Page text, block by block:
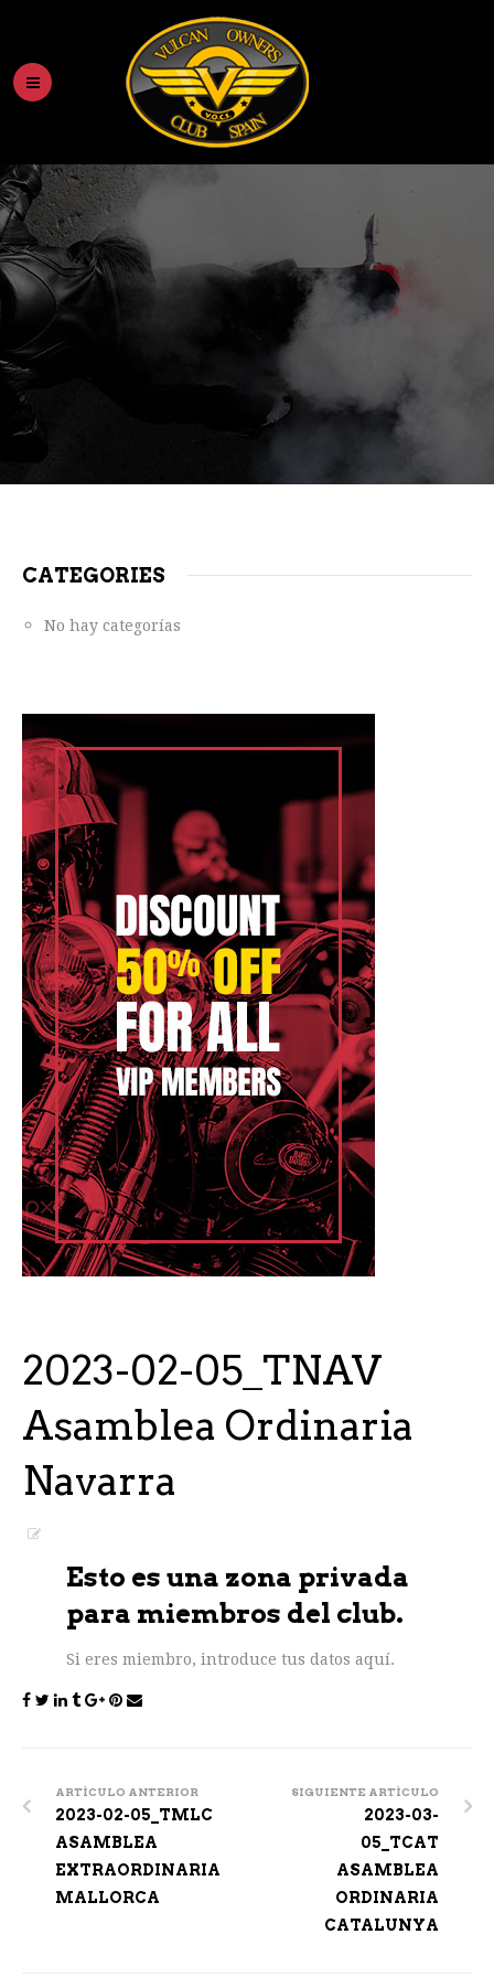
CATEGORIES
No hay categorías
2023-02-05_TNAV
Asamblea Ordinaria
Navarra
Esto es una zona privada
para miembros del club.
Si eres miembro, introduce tus datos aquí.
navigation
ARTÍCULO ANTERIOR
2023-02-05_TMLC
ASAMBLEA
EXTRAORDINARIA
MALLORCA
SIGUIENTE ARTÍCULO
2023-03-
05_TCAT
ASAMBLEA
ORDINARIA
CATALUNYA